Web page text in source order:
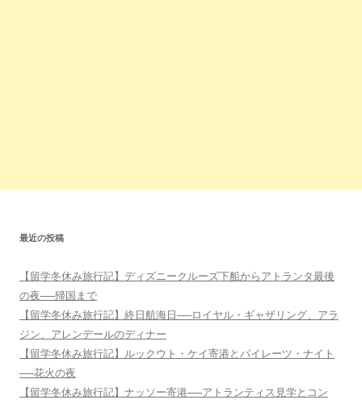
最近の投稿
【留学冬休み旅行記】ディズニークルーズ下船からアトランタ最後
の夜──帰国まで
【留学冬休み旅行記】終日航海日──ロイヤル・ギャザリング、アラ
ジン、アレンデールのディナー
【留学冬休み旅行記】ルックウト・ケイ寄港とパイレーツ・ナイト
──花火の夜
【留学冬休み旅行記】ナッソー寄港──アトランティス見学とコン